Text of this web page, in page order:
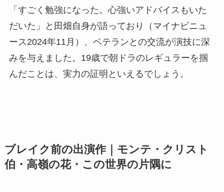
「すごく勉強になった。心強いアドバイスもいた
だいた」と田畑自身が語っており（マイナビニュ
ース2024年11月）、ベテランとの交流が演技に深
みを与えました。19歳で朝ドラのレギュラーを掴
んだことは、実力の証明といえるでしょう。
ブレイク前の出演作｜モンテ・クリスト
伯・高嶺の花・この世界の片隅に